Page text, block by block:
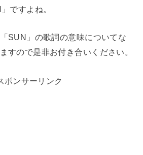
ですよね。
SUN」の歌詞の意味についてな
すので是非お付き合いください。
ポンサーリンク